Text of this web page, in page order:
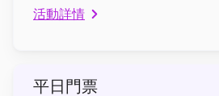
活動詳情
平日門票